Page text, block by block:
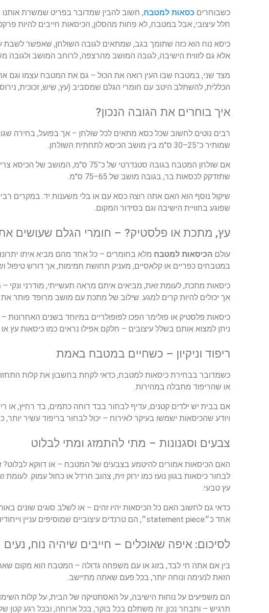
כשבוחרים כסאות למטבח, חשוב להבין שמדובר בפריט שמשרת אותנו
חלל עיצובי, אבל במטבח, לא פחות מהסלון, הכיסאות חייבים להיות
כיסא נוח הוא כזה שתומך בגב, שמתאים לגובה השולחן, שאפשר לשבת
אלא גם לזווית הישיבה, לגובה המושב מהרצפה, לרוחב המושב ולגובה
מצד שני, במטבח שבו העין רואה את הכול – גם את המטבח עצמו וגם
הכללית, להשתלב היטב עם חומרי הגלם שמסביב (עץ, שיש, זכוכית,
איך בוחרים את הגובה הנכון?
רבים נוטים לחשוב שכל כסא מתאים לכל שולחן – אך בפועל, בחירה
שמותיר כ־25–30 ס"מ בין מושב הכיסא לתחתית השולחן
אם שולחן המטבח בגובה סטנדרטי של כ־75 ס"מ, המושב של הכיסא
שתזדקק לכסאות בר, בגובה מושב של ס"מ
שיקול נוסף הוא האם אתה רוצה כסא עם או בלי משענות יד במקרים
שפוגע בחוויית הישיבה וגם בסידור המקום
עץ, מתכת או פלסטיק? – חומרי הגלם שעושים
עולם הכיסאות למטבח מלא בחומרים – כל אחד מהם מביא איתו
במטבחים כפריים או קלאסיים, מעניק תחושת חמימות, אך דורש טיפול
כיסאות מתכת, לעומת זאת, מביאים איתם מראה תעשייתי, מודרני ונקי –
אך יכולים להיות קרים למגע שילוב של מתכת עם מושב מרופד פותר את
כיסאות פלסטיק או פולימר הפכו לפופולריים במיוחד בשנים האחרונות –
ניתן למצוא אותם בשלל עיצובים – חלקם אפילו נראים כמו כיסאות עץ או
ריפוד וניקיון – כשחיים במטבח באמת
כשמדובר בבחירת כיסאות למטבח, כדאי לקחת בחשבון את קלות
או שהריפוד מתבלה במהירות
אם בבית יש ילדים קטנים, עדיף לבחור בבד דוחה כתמים, בד רחיץ, או
ויודע שהכיסאות ישמשו בעיקר לאירוח – יכול לבחור בריפוד עשיר יותר,
צבעים וסגנונות – מתי להתמזג ומתי לבלוט
האם הכיסאות אמורים להיטמע בצבעים של המטבח – או דווקא לבלוט?
לבחור כיסאות בגוון נועז כמו ירוק זית, צהוב חרדל או כחול עמוק לעומת
עץ טבעי
כדאי גם לחשוב האם כל הכיסאות יהיו זהים – או לשלב סוגים שונים
אחד כ״ statement piece ״, הם טרנדים עיצוביים שמוסיפים עניין
לסיכום: איפה שאוכלים – חייבים שיהיה נוח, נעים
בין אם אתה חי לבד, בזוג או עם משפחה גדולה – המטבח הוא מקום
הזאת לנעימה ונוחה יותר, בכל פעם שאתה מתיישב
הם משפיעים על נוחות הישיבה, על האסתטיקה של הבית, על קלות
תרגיש – ותבחר נכון זה משתלם בכל בוקר, בכל ארוחה, ובכל רגע קטן